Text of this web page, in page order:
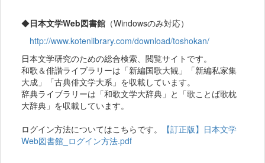
◆日本文学Web図書館 （Windowsのみ対応）
http://www.kotenlibrary.com/download/toshokan/
日本文学研究のための総合検索、閲覧サイトです。
和歌＆俳諧ライブラリーは「新編国歌大観」「新編私家集
大成」「古典俳文学大系」を収載しています。
辞典ライブラリーは「和歌文学大辞典」と「歌ことば歌枕
大辞典」を収載しています。
ログイン方法についてはこちらです。
【訂正版】日本文学
Web図書館_ログイン方法.pdf